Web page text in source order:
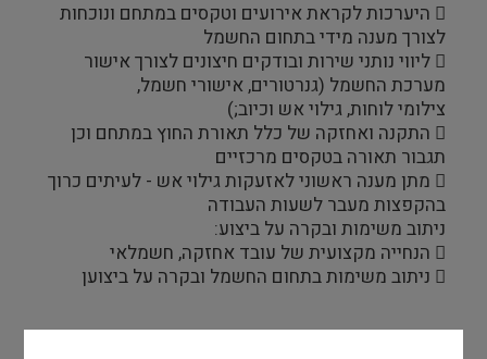
 היערכות לקראת אירועים וטקסים במתחם ונוכחות
לצורך מענה מידי בתחום החשמל
 ליווי נותני שירות ובודקים חיצונים לצורך אישור
מערכת החשמל (גנרטורים, אישורי חשמל,
צילומי לוחות, גילוי אש וכיוב;)
 התקנה ואחזקה של כלל תאורת החוץ במתחם וכן
תגבור תאורה בטקסים מרכזיים
 מתן מענה ראשוני לאזעקות גילוי אש - לעיתים כרוך
בהקפצות מעבר לשעות העבודה
ניתוב משימות ובקרה על ביצוע:
 הנחייה מקצועית של עובד אחזקה, חשמלאי
 ניתוב משימות בתחום החשמל ובקרה על ביצוען